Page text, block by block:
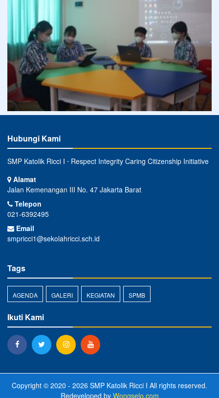
Hubungi Kami
SMP Katolik Ricci I ⋅ Respect Integrity Caring Citizenship Initiative
Alamat
Jalan Kemenangan III No. 47 Jakarta Barat
Telepon
021-6392495
Email
smpricci1@sekolahricci.sch.id
Tags
AGENDA GALERI KEGIATAN SPMB
Ikuti Kami
Copyright © 2020 - 2026 SMP Katolik Ricci I All rights reserved.
Redeveloped by Wongselo.com